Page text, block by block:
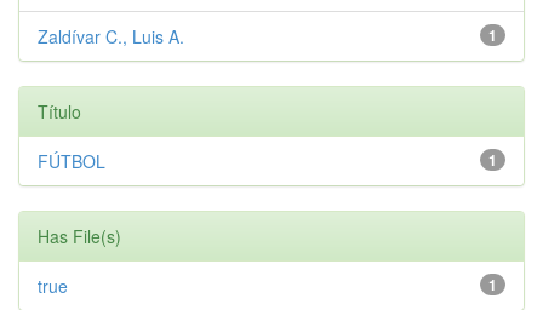
1
Zaldívar C., Luis A.
Título
1
FÚTBOL
Has File(s)
1
true